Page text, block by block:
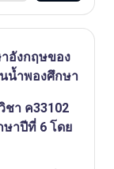
อังกฤษของ
น้ำพองศึกษา
ชา ค33102
าปีที่ 6 โดย